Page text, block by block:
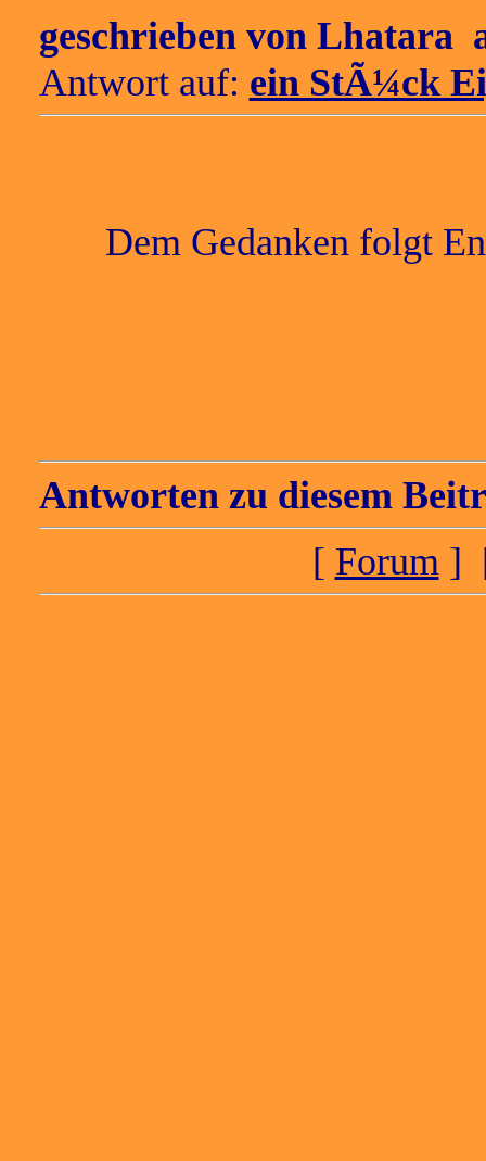
geschrieben von Lhatara
Antwort auf: ein StÃ¼ck
Dem Gedanken folgt
Antworten zu diesem
[ Forum]